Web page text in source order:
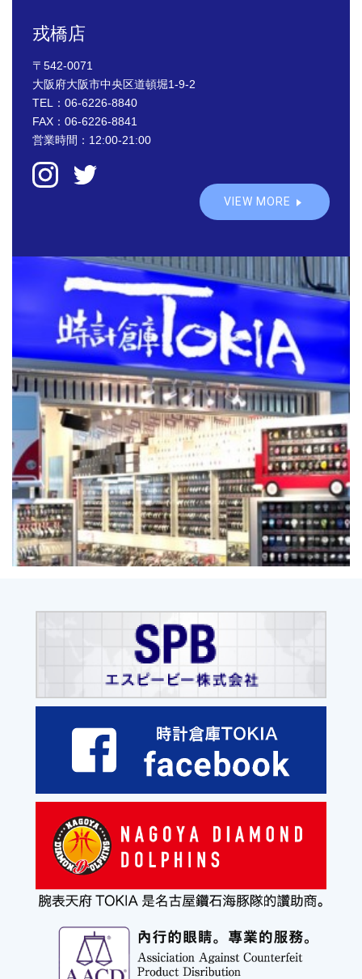
戎橋店
〒542-0071
大阪府大阪市中央区道頓堀1-9-2
TEL： 06-6226-8840
FAX：06-6226-8841
営業時間：12:00-21:00
VIEW MORE